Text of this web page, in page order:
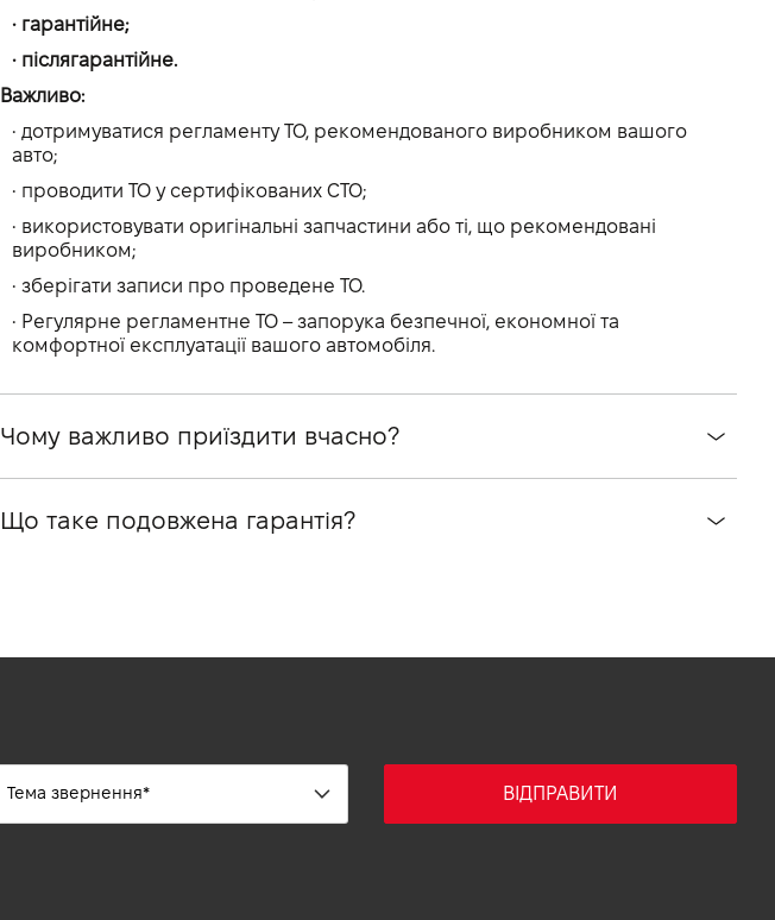
• гарантійне;
• післягарантійне.
Важливо:
• дотримуватися регламенту ТО, рекомендованого виробником вашого
авто;
• проводити ТО у сертифікованих СТО;
• використовувати оригінальні запчастини або ті, що рекомендовані
виробником;
• зберігати записи про проведене ТО.
• Регулярне регламентне ТО – запорука безпечної, економної та
комфортної експлуатації вашого автомобіля.
Чому важливо приїздити вчасно?
Що таке подовжена гарантія?
ВІДПРАВИТИ